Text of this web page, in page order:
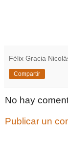
Félix Gracia
Compartir
No hay
Publicar un